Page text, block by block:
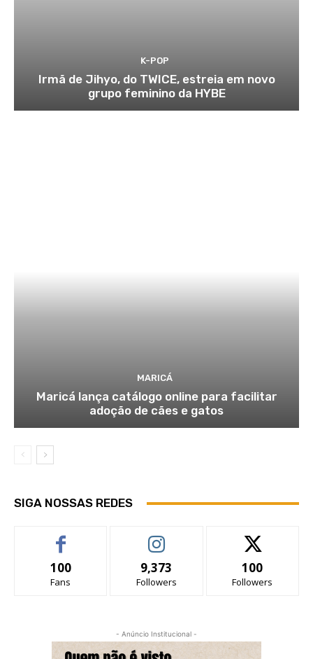
K-POP
Irmã de Jihyo, do TWICE, estreia em novo
grupo feminino da HYBE
MARICÁ
Maricá lança catálogo online para facilitar
adoção de cães e gatos
SIGA NOSSAS REDES
100
Fans
9,373
Followers
100
Followers
- Anúncio Institucional -